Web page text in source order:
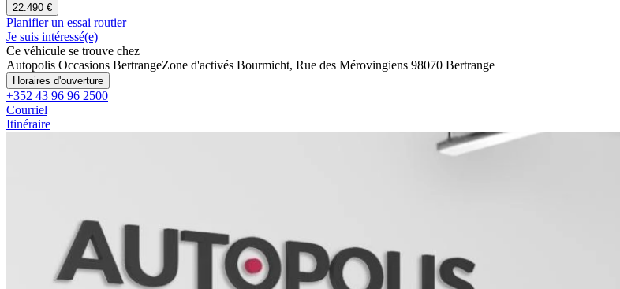
22.490 €
Planifier un essai routier
Je suis intéressé(e)
Ce véhicule se trouve chez
Autopolis Occasions BertrangeZone d'activés Bourmicht, Rue des Mérovingiens 98070 Bertrange
Horaires d'ouverture
+352 43 96 96 2500
Courriel
Itinéraire